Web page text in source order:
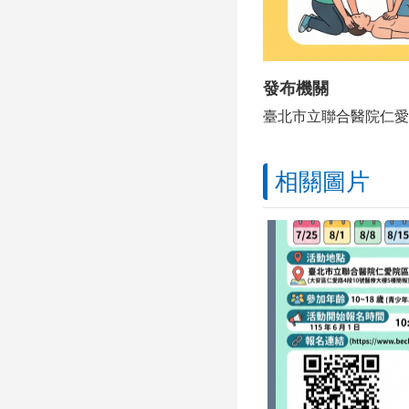
發布機關
臺北市立聯合醫院仁
相關圖片